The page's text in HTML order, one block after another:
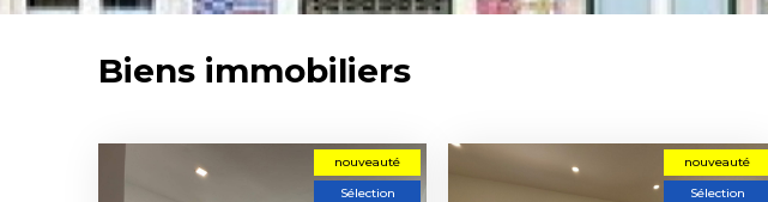
Biens immobiliers
nouveauté
Sélection
nouveauté
Sélection